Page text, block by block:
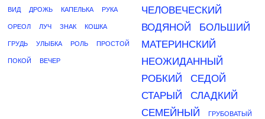
ВИД ДРОЖЬ КАПЕЛЬКА РУКА
ОРЕОЛ ЛУЧ ЗНАК КОШКА
ГРУДЬ УЛЫБКА РОЛЬ ПРОСТОЙ
ПОКОЙ ВЕЧЕР
ЧЕЛОВЕЧЕСКИЙ
ВОДЯНОЙ
БОЛЬШИЙ
МАТЕРИНСКИЙ
НЕОЖИДАННЫЙ
РОБКИЙ
СЕДОЙ
СТАРЫЙ
СЛАДКИЙ
СЕМЕЙНЫЙ
ГРУБОВАТЫЙ